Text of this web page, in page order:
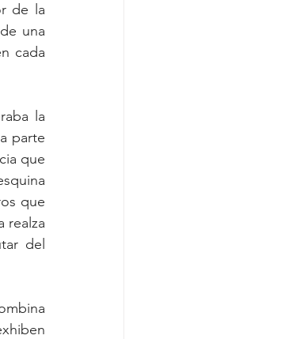
de la
una
cada
la
parte
que
que
realza
del